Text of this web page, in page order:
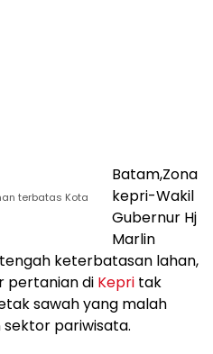
terbatas Kota
Batam,Zona
kepri-Wakil
Gubernur Hj
Marlin
keterbatasan lahan,
pertanian di Kepri tak
sawah yang malah
sektor pariwisata.